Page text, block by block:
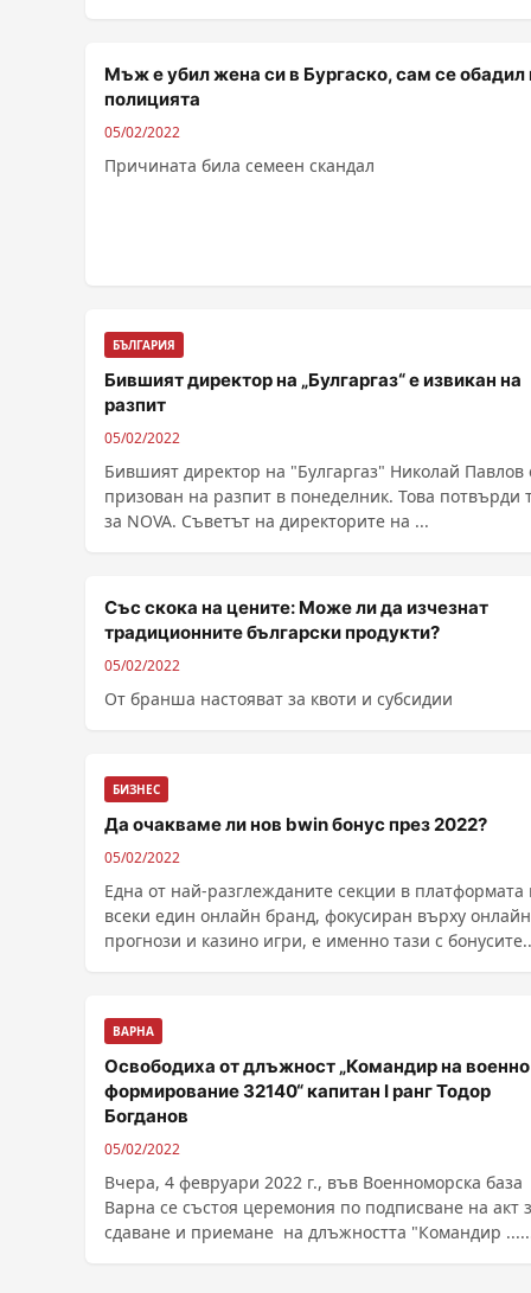
Мъж е убил жена си в Бургаско, сам се обадил
полицията
05/02/2022
Причината била семеен скандал
БЪЛГАРИЯ
Бившият директор на „Булгаргаз“ е извикан на
разпит
05/02/2022
Бившият директор на "Булгаргаз" Николай Павлов
призован на разпит в понеделник. Това потвърди
за NOVA. Съветът на директорите на ...
Със скока на цените: Може ли да изчезнат
традиционните български продукти?
05/02/2022
От бранша настояват за квоти и субсидии
БИЗНЕС
Да очакваме ли нов bwin бонус през 2022?
05/02/2022
Една от най-разглежданите секции в платформата
всеки един онлайн бранд, фокусиран върху онлайн
прогнози и казино игри, е именно тази с бонусите.
ВАРНА
Освободиха от длъжност „Командир на военно
формирование 32140“ капитан I ранг Тодор
Богданов
05/02/2022
Вчера, 4 февруари 2022 г., във Военноморска база
Варна се състоя церемония по подписване на акт
сдаване и приемане на длъжността "Командир